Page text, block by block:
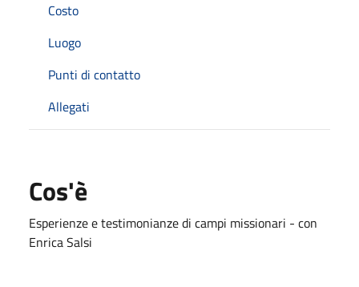
Costo
Luogo
Punti di contatto
Allegati
Cos'è
Esperienze e testimonianze di campi missionari - con
Enrica Salsi